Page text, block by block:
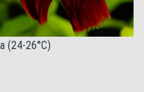
(24-26°С)